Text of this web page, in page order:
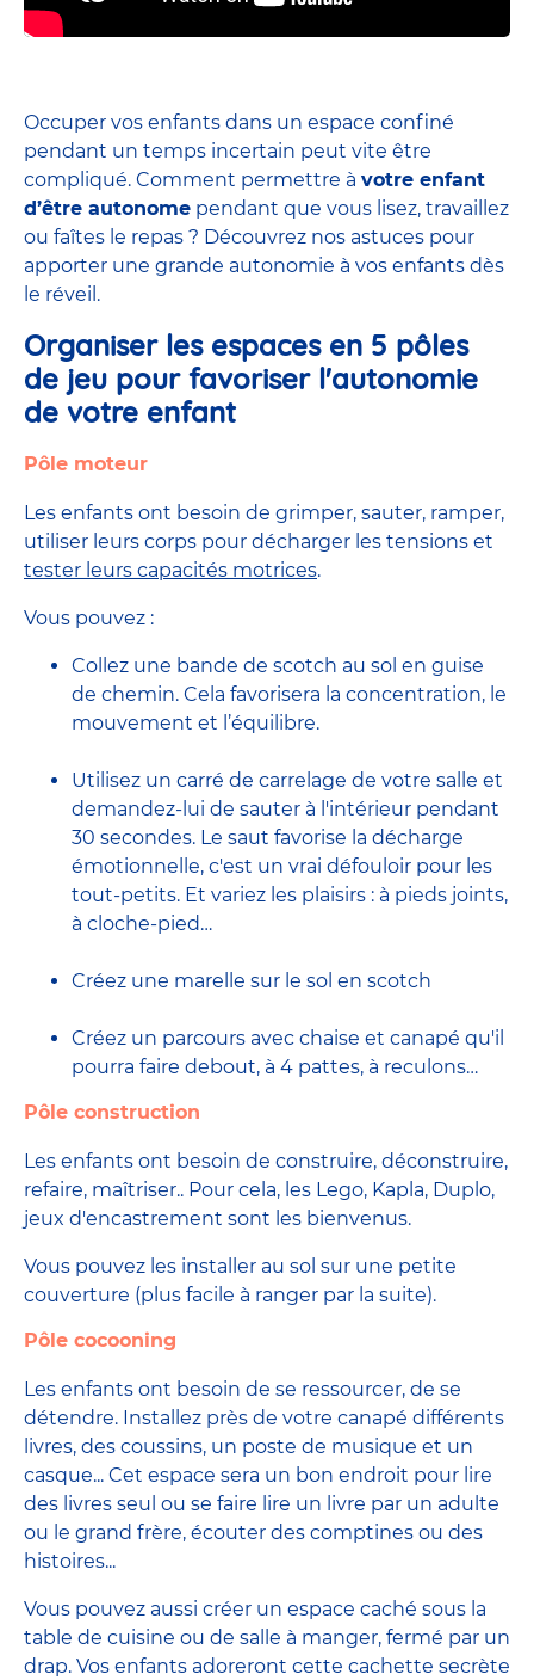
Occuper vos enfants dans un espace confiné
pendant un temps incertain peut vite être
compliqué. Comment permettre à votre enfant
d’être autonome pendant que vous lisez, travaillez
ou faîtes le repas ? Découvrez nos astuces pour
apporter une grande autonomie à vos enfants dès
le réveil.
Organiser les espaces en 5 pôles
de jeu pour favoriser l'autonomie
de votre enfant
Pôle moteur
Les enfants ont besoin de grimper, sauter, ramper,
utiliser leurs corps pour décharger les tensions et
tester leurs capacités motrices.
Vous pouvez :
Collez une bande de scotch au sol en guise
de chemin. Cela favorisera la concentration, le
mouvement et l’équilibre.
Utilisez un carré de carrelage de votre salle et
demandez-lui de sauter à l'intérieur pendant
30 secondes. Le saut favorise la décharge
émotionnelle, c'est un vrai défouloir pour les
tout-petits. Et variez les plaisirs : à pieds joints,
à cloche-pied…
Créez une marelle sur le sol en scotch
Créez un parcours avec chaise et canapé qu'il
pourra faire debout, à 4 pattes, à reculons…
Pôle construction
Les enfants ont besoin de construire, déconstruire,
refaire, maîtriser.. Pour cela, les Lego, Kapla, Duplo,
jeux d'encastrement sont les bienvenus.
Vous pouvez les installer au sol sur une petite
couverture (plus facile à ranger par la suite).
Pôle cocooning
Les enfants ont besoin de se ressourcer, de se
détendre. Installez près de votre canapé différents
livres, des coussins, un poste de musique et un
casque... Cet espace sera un bon endroit pour lire
des livres seul ou se faire lire un livre par un adulte
ou le grand frère, écouter des comptines ou des
histoires...
Vous pouvez aussi créer un espace caché sous la
table de cuisine ou de salle à manger, fermé par un
drap. Vos enfants adoreront cette cachette secrète